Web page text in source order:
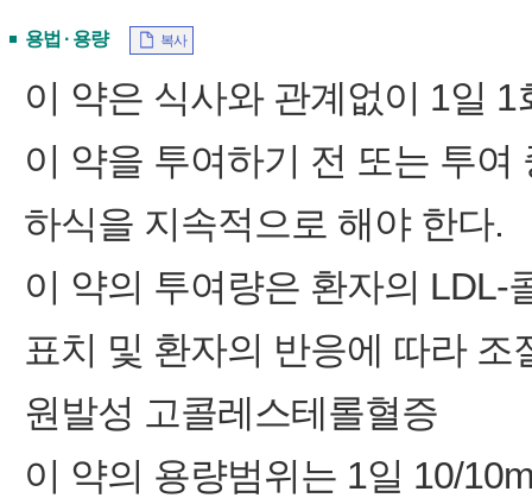
용법 · 용량 복사
이 약은 식사와 관계없이 1일 1
이 약을 투여하기 전 또는 투
하식을 지속적으로 해야 한다.
이 약의 투여량은 환자의 LDL-
표치 및 환자의 반응에 따라 조
원발성 고콜레스테롤혈증
이 약의 용량범위는 1일 10/